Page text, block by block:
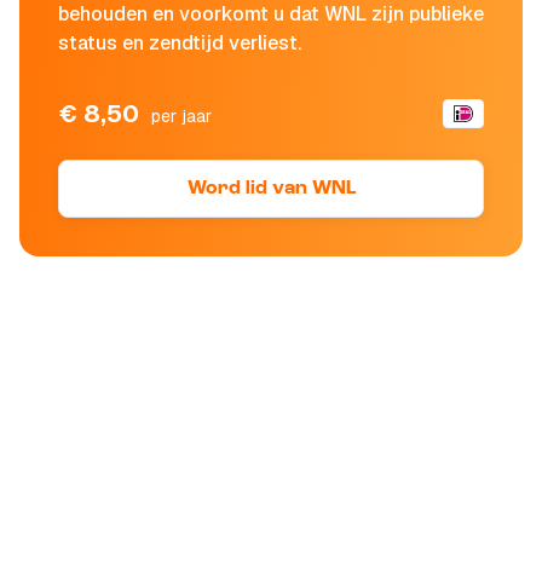
behouden en voorkomt u dat WNL zijn publieke
status en zendtijd verliest.
€ 8,50 per jaar
Word lid van WNL